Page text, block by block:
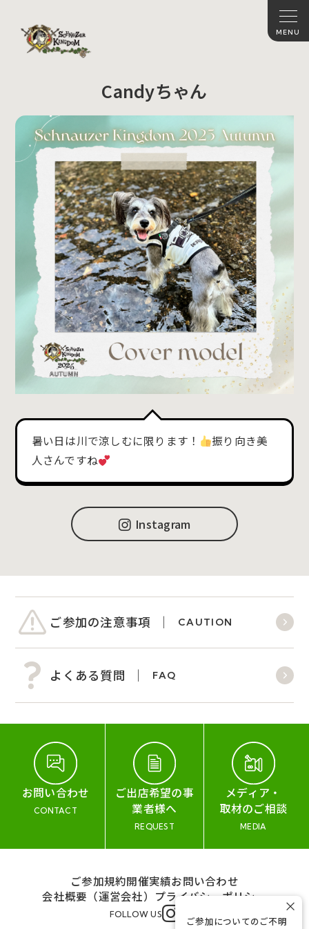
Candyちゃん
暑い日は川で涼しむに限ります！
振り向き美
人さんですね
Instagram
ご参加の注意事項 CAUTION
よくある質問 FAQ
お問い合わせ
CONTACT
ご出店希望の事
業者様へ
REQUEST
メディア・
取材のご相談
MEDIA
ご参加規約開催実績お問い合わせ
会社概要（運営会社） プライバシーポリシー
FOLLOW US
ご参加についてのご不明
×